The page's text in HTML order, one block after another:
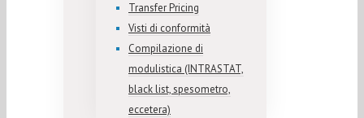
Transfer Pricing
Visti di conformità
Compilazione di
modulistica (INTRASTAT,
black list, spesometro,
eccetera)